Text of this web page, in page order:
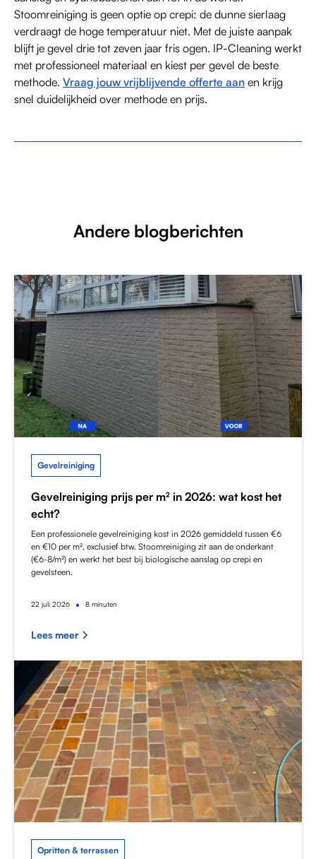
Stoomreiniging is geen optie op crepi: de dunne sierlaag
verdraagt de hoge temperatuur niet. Met de juiste aanpak
blijft je gevel drie tot zeven jaar fris ogen. IP-Cleaning werkt
met professioneel materiaal en kiest per gevel de beste
methode. Vraag jouw vrijblijvende offerte aan en krijg
snel duidelijkheid over methode en prijs.
Andere blogberichten
Gevelreiniging
Gevelreiniging prijs per m² in 2026: wat kost het
echt?
Een professionele gevelreiniging kost in 2026 gemiddeld tussen €6
en €10 per m², exclusief btw. Stoomreiniging zit aan de onderkant
(€6-8/m²) en werkt het best bij biologische aanslag op crepi en
gevelsteen.
22 juli 2026 • 8 minuten
Lees meer
Opritten & terrassen